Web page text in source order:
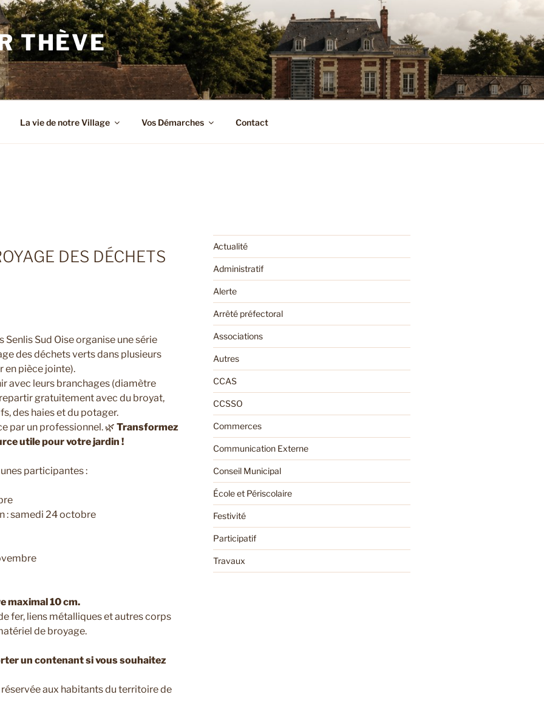
THÈVE
La vie de notre Village Vos Démarches Contact
DES DÉCHETS
Sud Oise organise une série
des déchets verts dans plusieurs
en pièce jointe).
avec leurs branchages (diamètre
gratuitement avec du broyat,
des haies et du potager.
par un professionnel. 🌿 Transformez
utile pour votre jardin !
participantes :
: samedi 24 octobre
maximal 10 cm.
fer, liens métalliques et autres corps
de broyage.
un contenant si vous souhaitez
aux habitants du territoire de
Actualité
Administratif
Alerte
Arrêté préfectoral
Associations
Autres
CCAS
CCSSO
Commerces
Communication Externe
Conseil Municipal
École et Périscolaire
Festivité
Participatif
Travaux